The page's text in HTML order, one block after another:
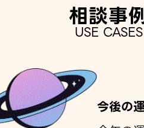
相談事
USE CASES
今後の